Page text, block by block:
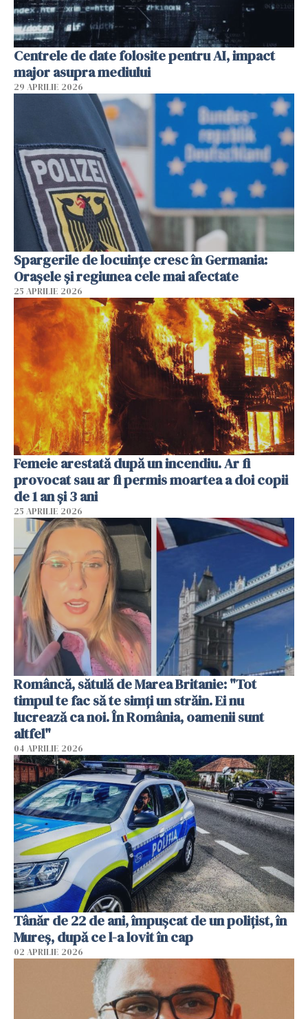
Centrele de date folosite pentru AI, impact
major asupra mediului
29 APRILIE 2026
Spargerile de locuințe cresc în Germania:
Orașele și regiunea cele mai afectate
25 APRILIE 2026
Femeie arestată după un incendiu. Ar fi
provocat sau ar fi permis moartea a doi copii
de 1 an și 3 ani
25 APRILIE 2026
Româncă, sătulă de Marea Britanie: "Tot
timpul te fac să te simți un străin. Ei nu
lucrează ca noi. În România, oamenii sunt
altfel"
04 APRILIE 2026
Tânăr de 22 de ani, împușcat de un polițist, în
Mureș, după ce l-a lovit în cap
02 APRILIE 2026